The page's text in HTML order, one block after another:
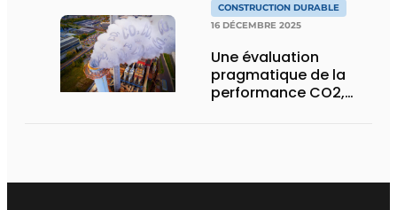
CONSTRUCTION DURABLE
16 DÉCEMBRE 2025
Une évaluation
pragmatique de la
performance CO2,